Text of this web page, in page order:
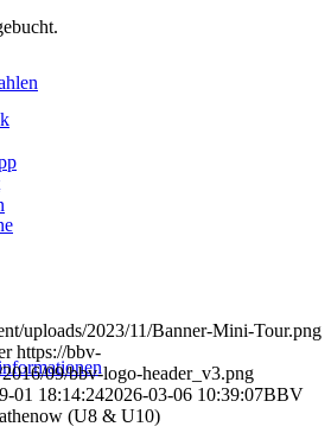
uploads/2023/11/Banner-Mini-Tour.png
https://bbv-
09/bbv-logo-header_v3.png
01 18:14:242026-03-06 10:39:07BBV
(U8 & U10)